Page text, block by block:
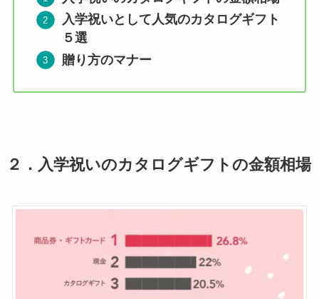
入学祝いとして人気のカタログギフト
５選
贈り方のマナー
２． 入学祝いのカタログギフトの金額相場